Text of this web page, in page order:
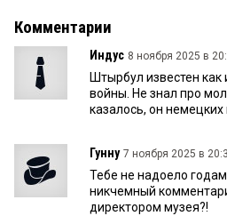
Комментарии
Индус 8 ноября 2025 в
Штырбул известен как
войны. Не знал про
казалось, он немецких
Гунну 7 ноября 2025 в
Тебе не надоело
никчемный
директором музея?!